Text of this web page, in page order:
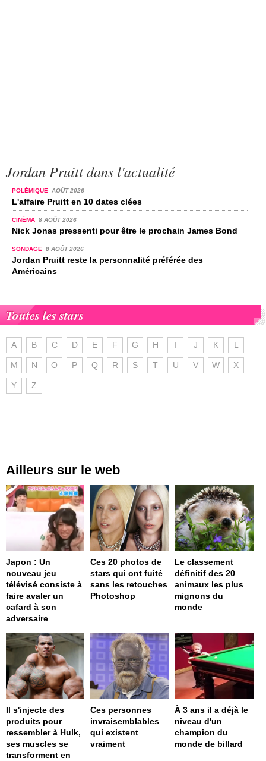
Jordan Pruitt dans l'actualité
POLÉMIQUE AOÛT 2026
L'affaire Pruitt en 10 dates clées
CINÉMA 8 AOÛT 2026
Nick Jonas pressenti pour être le prochain James Bond
SONDAGE 8 AOÛT 2026
Jordan Pruitt reste la personnalité préférée des
Américains
Toutes les stars
A B C D E F G H I J K L
M N O P Q R S T U V W X
Y Z
Ailleurs sur le web
Japon : Un
nouveau jeu
télévisé consiste à
faire avaler un
cafard à son
adversaire
Ces 20 photos de
stars qui ont fuité
sans les retouches
Photoshop
Le classement
définitif des 20
animaux les plus
mignons du
monde
Il s'injecte des
produits pour
ressembler à Hulk,
ses muscles se
transforment en
Ces personnes
invraisemblables
qui existent
vraiment
À 3 ans il a déjà le
niveau d'un
champion du
monde de billard